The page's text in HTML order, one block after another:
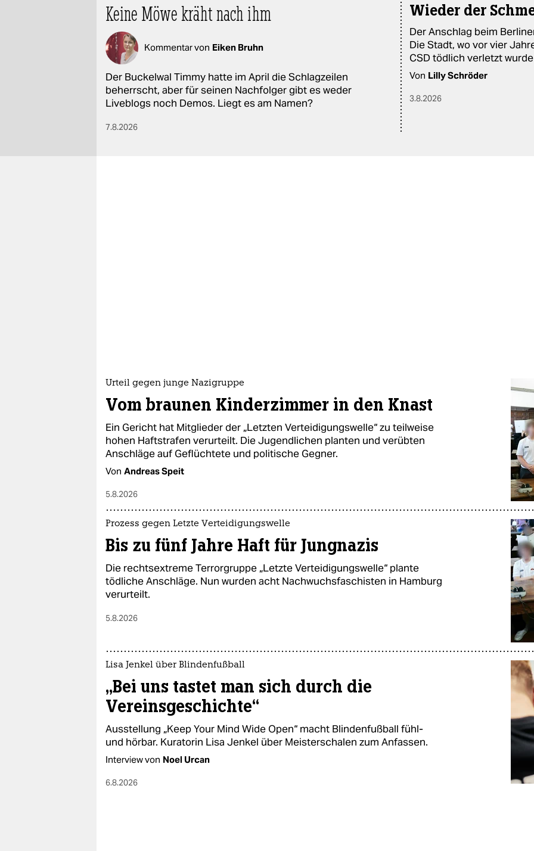
Keine Möwe kräht nach ihm
Kommentar von Eiken Bruhn
Der Buckelwal Timmy hatte im April die Schlagzeilen
beherrscht, aber für seinen Nachfolger gibt es weder
Liveblogs noch Demos. Liegt es am Namen?
7.8.2026
Wieder der
Der Anschlag beim
Die Stadt, wo vor vier
CSD tödlich verletzt
Von Lilly Schröder
3.8.2026
Urteil gegen junge Nazigruppe
Vom braunen Kinderzimmer in den Knast
Ein Gericht hat Mitglieder der „Letzten Verteidigungswelle“ zu teilweise
hohen Haftstrafen verurteilt. Die Jugendlichen planten und verübten
Anschläge auf Geflüchtete und politische Gegner.
Von Andreas Speit
5.8.2026
Prozess gegen Letzte Verteidigungswelle
Bis zu fünf Jahre Haft für Jungnazis
Die rechtsextreme Terrorgruppe „Letzte Verteidigungswelle“ plante
tödliche Anschläge. Nun wurden acht Nachwuchsfaschisten in Hamburg
verurteilt.
5.8.2026
Lisa Jenkel über Blindenfußball
„Bei uns tastet man sich durch die
Vereinsgeschichte“
Ausstellung „Keep Your Mind Wide Open“ macht Blindenfußball fühl-
und hörbar. Kuratorin Lisa Jenkel über Meisterschalen zum Anfassen.
Interview von Noel Urcan
6.8.2026